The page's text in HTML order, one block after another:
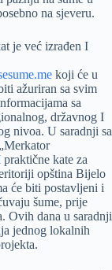
na sjeveru.
je već izrađen I
koji će u
ažuriran sa svim
sa
državnog I
nivoa. U saradnji sa
kate za
opština Bijelo
će biti postavljeni i
šume, prije
Ovih dana u saradnji
jednog lokalnih